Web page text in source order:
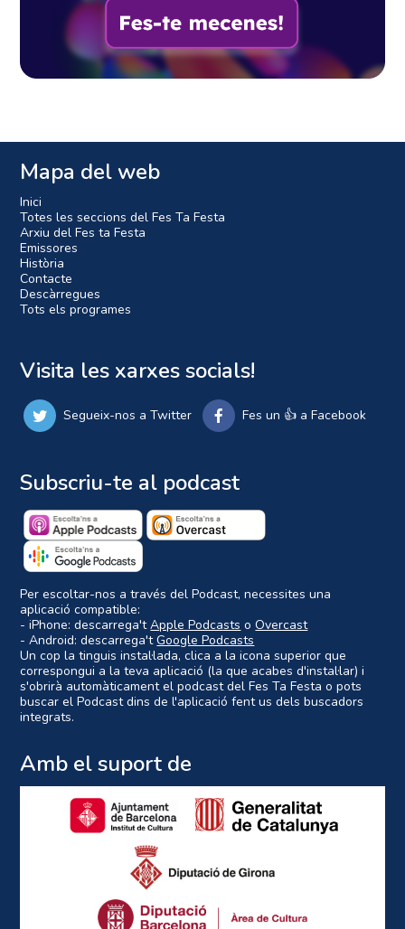
Mapa del web
Inici
Totes les seccions del Fes Ta Festa
Arxiu del Fes ta Festa
Emissores
Història
Contacte
Descàrregues
Tots els programes
Visita les xarxes socials!
Segueix-nos a Twitter Fes un 👍 a Facebook
Subscriu-te al podcast
Per escoltar-nos a través del Podcast, necessites una
aplicació compatible:
- iPhone: descarrega'tApple Podcasts oOvercast
- Android: descarrega'tGoogle Podcasts
Un cop la tinguis instal·lada, clica a la icona superior que
correspongui a la teva aplicació (la que acabes d'instal·lar) i
s'obrirà automàticament el podcast del Fes Ta Festa o pots
buscar el Podcast dins de l'aplicació fent us dels buscadors
integrats.
Amb el suport de